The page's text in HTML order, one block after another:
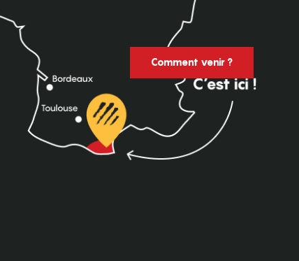
Comment venir ?